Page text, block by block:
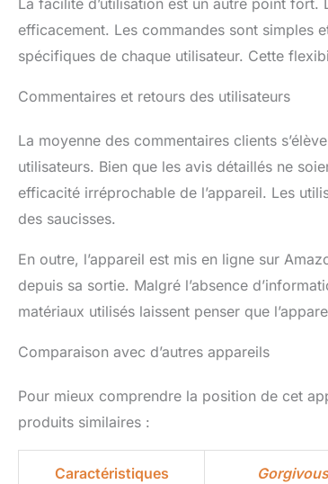
La facilité d’utilisation est un autre point
efficacement. Les commandes sont simples
spécifiques de chaque utilisateur. Cette
Commentaires et retours des utilisateurs
La moyenne des commentaires clients
utilisateurs. Bien que les avis détaillés ne
efficacité irréprochable de l’appareil. Les
des saucisses.
En outre, l’appareil est mis en ligne sur
depuis sa sortie. Malgré l’absence
matériaux utilisés laissent penser que
Comparaison avec d’autres appareils
Pour mieux comprendre la position de cet
produits similaires :
Caractéristiques Gorgivous